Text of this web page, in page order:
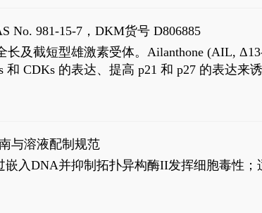
No. 981-15-7，DKM货号 D806885
及截短型雄激素受体。Ailanthone (AIL,
CDKs 的表达、提高 p21 和 p27 的表达来
651)的抑制剂，对应的IC50值分别为69
与溶液配制规范
入DNA并抑制拓扑异构酶II发挥细胞毒性